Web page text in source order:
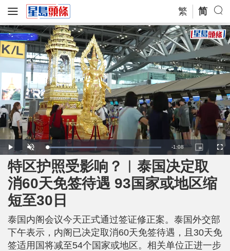
繁 简
P
l
a
y
U
n
m
u
t
L
o
a
d
e
:
4
4
R
e
m
-1:08
P
i
c
t
u
r
e
-
i
t
r
e
F
u
特区护照受影响？︱泰国决定取
消60天免签待遇 93国家或地区缩
短至30日
泰国内阁会议今天正式通过签证修正案。泰国外交部
下午表示，内阁已决定取消60天免签待遇，且30天免
签适用国将减至54个国家或地区。相关单位正进一步